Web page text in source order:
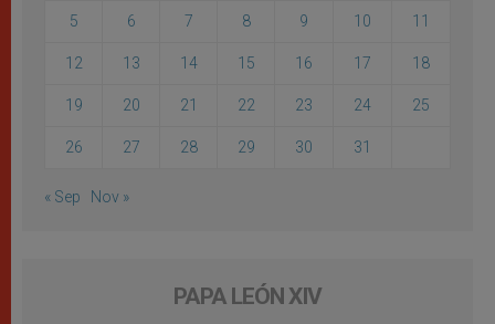
5 6 7 8 9 10 11
12 13 14 15 16 17 18
19 20 21 22 23 24 25
26 27 28 29 30 31
« Sep Nov »
PAPA LEÓN XIV